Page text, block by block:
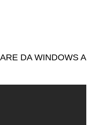
DA WINDOWS A